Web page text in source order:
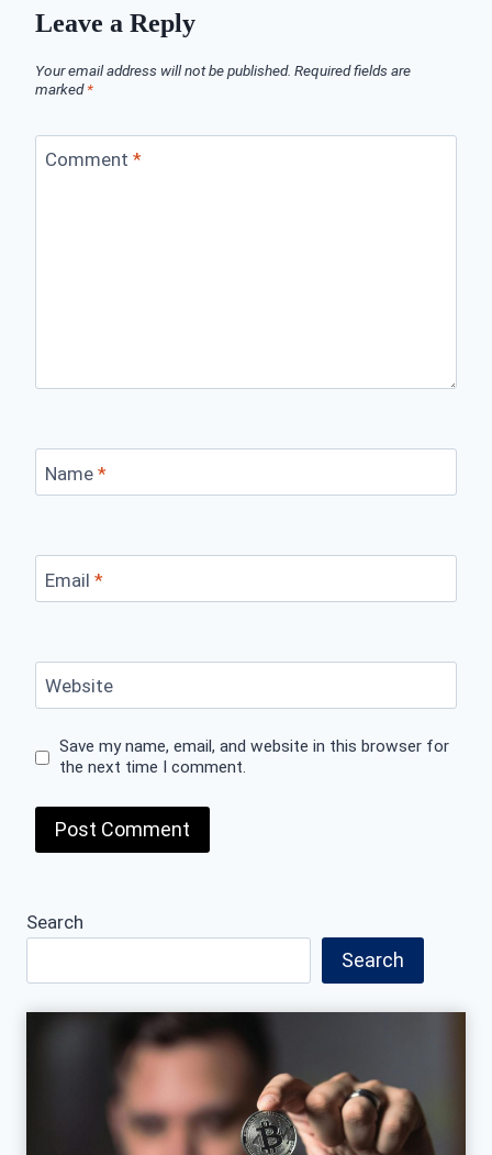
Leave a Reply
Your email address will not be published. Required fields are
marked*
Comment *
Name *
Email *
Website
Save my name, email, and website in this browser for
the next time I comment.
Search
Search